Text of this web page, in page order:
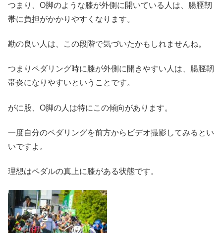
つまり、O脚のような膝が外側に開いている人は、腸脛靭
帯に負担がかかりやすくなります。
勘の良い人は、この段階で気づいたかもしれませんね。
つまりペダリング時に膝が外側に開きやすい人は、腸脛靭
帯炎になりやすいということです。
がに股、O脚の人は特にこの傾向があります。
一度自分のペダリングを前方からビデオ撮影してみるとい
いですよ。
理想はペダルの真上に膝がある状態です。